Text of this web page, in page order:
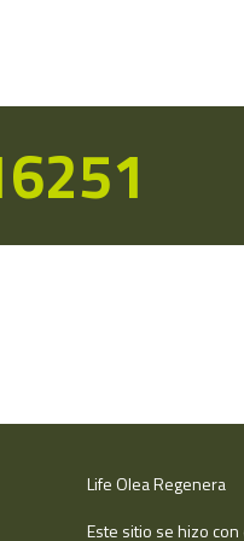
Life Olea Regenera
Este sitio se hizo